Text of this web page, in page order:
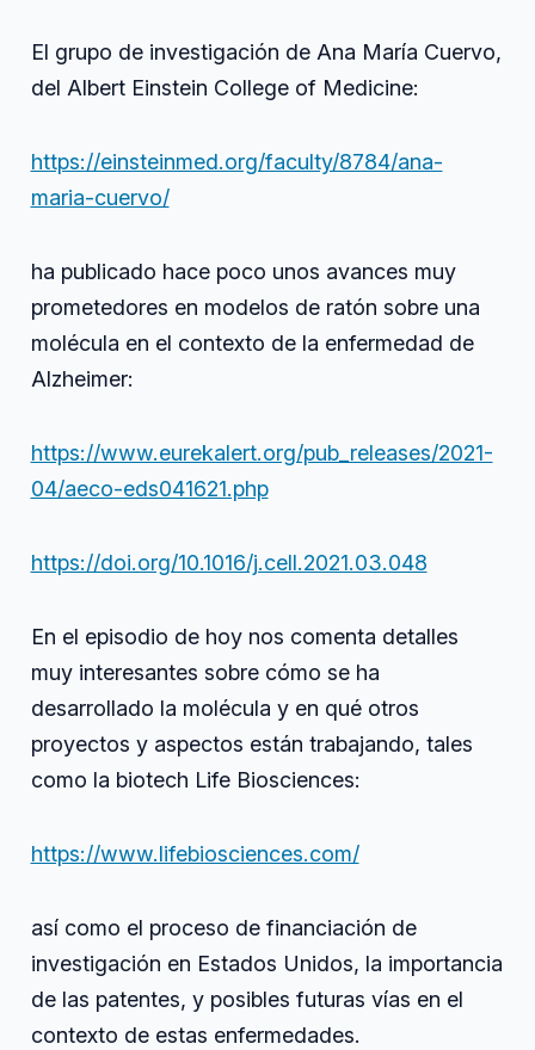
El grupo de investigación de Ana María Cuervo,
del Albert Einstein College of Medicine:
https://einsteinmed.org/faculty/8784/ana-
maria-cuervo/
ha publicado hace poco unos avances muy
prometedores en modelos de ratón sobre una
molécula en el contexto de la enfermedad de
Alzheimer:
https://www.eurekalert.org/pub_releases/2021-
04/aeco-eds041621.php
https://doi.org/10.1016/j.cell.2021.03.048
En el episodio de hoy nos comenta detalles
muy interesantes sobre cómo se ha
desarrollado la molécula y en qué otros
proyectos y aspectos están trabajando, tales
como la biotech Life Biosciences:
https://www.lifebiosciences.com/
así como el proceso de financiación de
investigación en Estados Unidos, la importancia
de las patentes, y posibles futuras vías en el
contexto de estas enfermedades.